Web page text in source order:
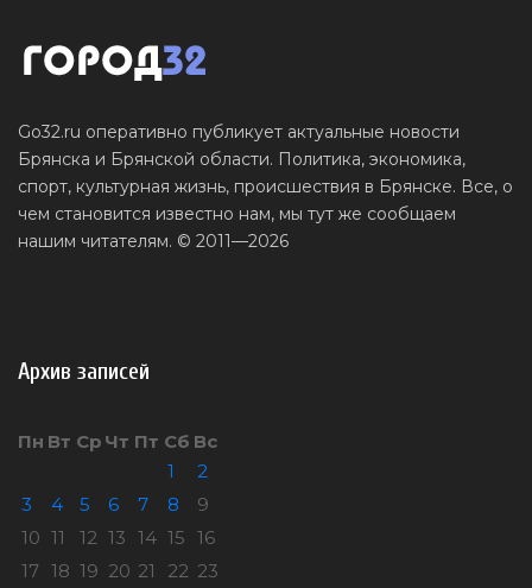
Go32.ru оперативно публикует актуальные новости
Брянска и Брянской области. Политика, экономика,
спорт, культурная жизнь, происшествия в Брянске. Все, о
чем становится известно нам, мы тут же сообщаем
нашим читателям. © 2011—2026
Архив записей
Пн Вт Ср Чт Пт Сб Вс
1
2
3
4 5 6 7 8
9
10 11 12 13 14 15 16
17 18 19 20 21 22 23